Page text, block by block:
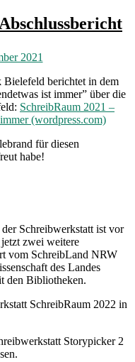
2021
berichtet in dem
ist immer” über die
SchreibRaum 2021 –
(wordpress.com)
für diesen
habe!
Schreibwerkstatt ist vor
zwei weitere
vom SchreibLand NRW
des Landes
den Bibliotheken.
SchreibRaum 2022 in
Storypicker 2